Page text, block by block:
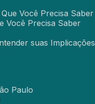
Você Precisa Saber
Você Precisa Saber
suas Implicações
Paulo